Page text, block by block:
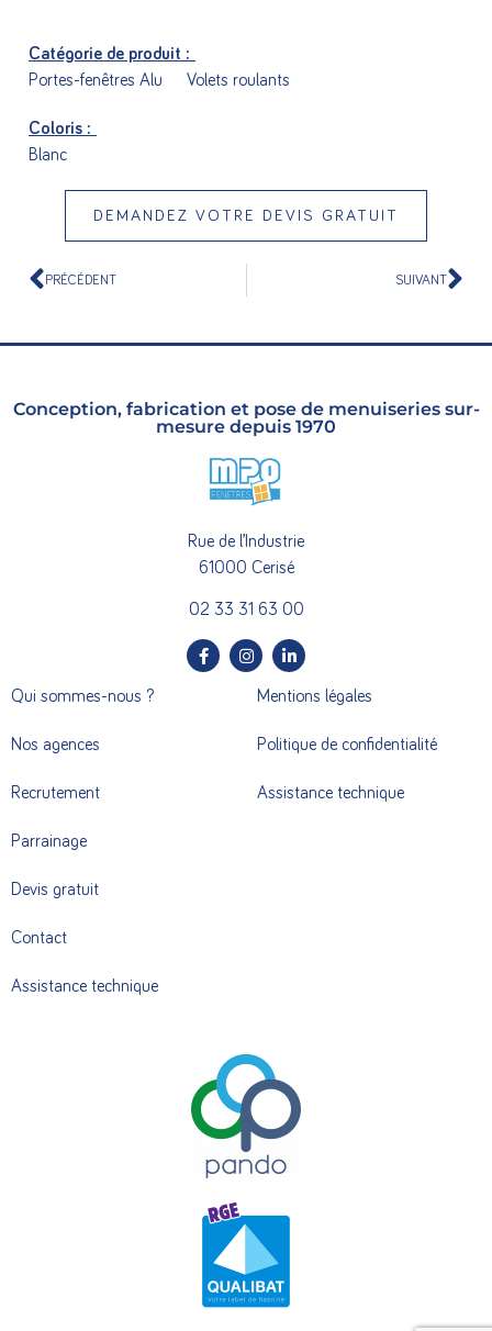
Catégorie de produit :
Portes-fenêtres Alu
Volets roulants
Coloris :
Blanc
DEMANDEZ VOTRE DEVIS GRATUIT
PRÉCÉDENT SUIVANT
Conception, fabrication et pose de menuiseries sur-
mesure depuis 1970
Rue de l’Industrie
61000 Cerisé
02 33 31 63 00
Qui sommes-nous ?
Nos agences
Recrutement
Parrainage
Devis gratuit
Contact
Assistance technique
Mentions légales
Politique de confidentialité
Assistance technique